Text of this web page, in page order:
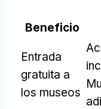
Beneficio
Entrada
gratuita a
los museos